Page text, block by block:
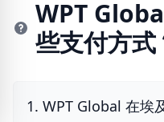
WPT
些支付方式
1. WPT Global 在埃